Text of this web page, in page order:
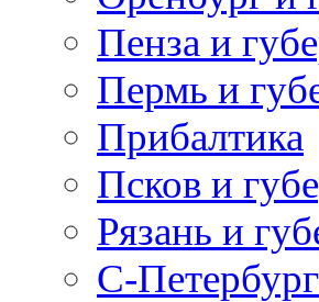
Пенза и
Пермь и
Прибалтика
Псков и
Рязань и
С-